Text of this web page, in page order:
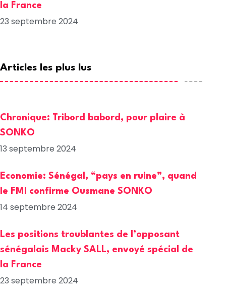
la France
23 septembre 2024
Articles les plus lus
Chronique: Tribord babord, pour plaire à
SONKO
13 septembre 2024
Economie: Sénégal, “pays en ruine”, quand
le FMI confirme Ousmane SONKO
14 septembre 2024
Les positions troublantes de l’opposant
sénégalais Macky SALL, envoyé spécial de
la France
23 septembre 2024